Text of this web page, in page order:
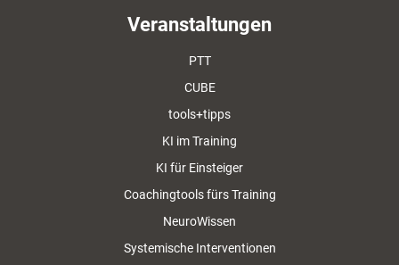
Veranstaltungen
PTT
CUBE
tools+tipps
KI im Training
KI für Einsteiger
Coachingtools fürs Training
NeuroWissen
Systemische Interventionen